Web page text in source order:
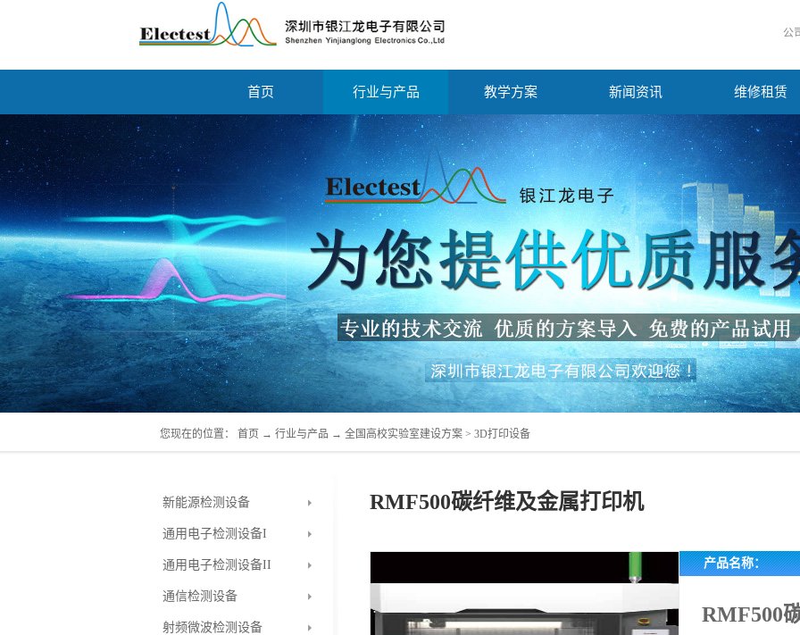
公
首页 行业与产品 教学方案 新闻资讯 维修租赁
新能源检测设备
通用电子检测设备I
通用电子检测设备II
通信检测设备
射频微波检测设备
RMF500碳纤维及金属打印机
您现在的位置： 首页 → 行业与产品 → 全国高校实验室建设方案 > 3D打印设备
产品名称：
RMF500